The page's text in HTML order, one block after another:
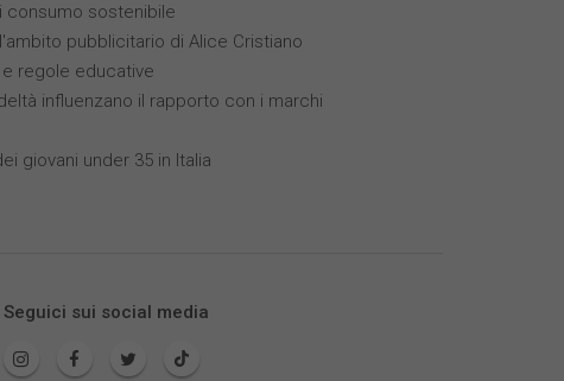
consumo sostenibile
pubblicitario di Alice Cristiano
regole educative
influenzano il rapporto con i marchi
giovani under 35 in Italia
Seguici sui social media